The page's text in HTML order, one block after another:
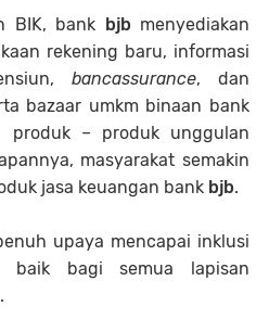
BIK, bank bjb menyediakan
rekening baru, informasi
bancassurance, dan
bazaar umkm binaan bank
produk – produk unggulan
masyarakat semakin
jasa keuangan bank bjb.
upaya mencapai inklusi
baik bagi semua lapisan